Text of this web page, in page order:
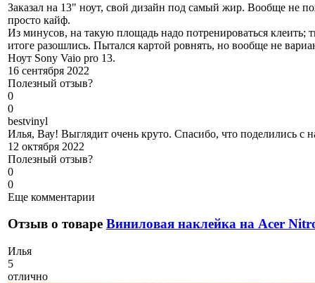
Заказал на 13" ноут, свой дизайн под самый жир. Вообще не
просто кайф.
Из минусов, на такую площадь надо потренироваться клеить;
итоге разошлись. Пытался картой ровнять, но вообще не
Ноут Sony Vaio pro 13.
16 сентября 2022
Полезный отзыв?
0
0
bestvinyl
Илья, Вау! Выглядит очень круто. Спасибо, что поделились с
12 октября 2022
Полезный отзыв?
0
0
Еще комментарии
Отзыв о товаре Виниловая наклейка на Acer
Илья
5
отлично